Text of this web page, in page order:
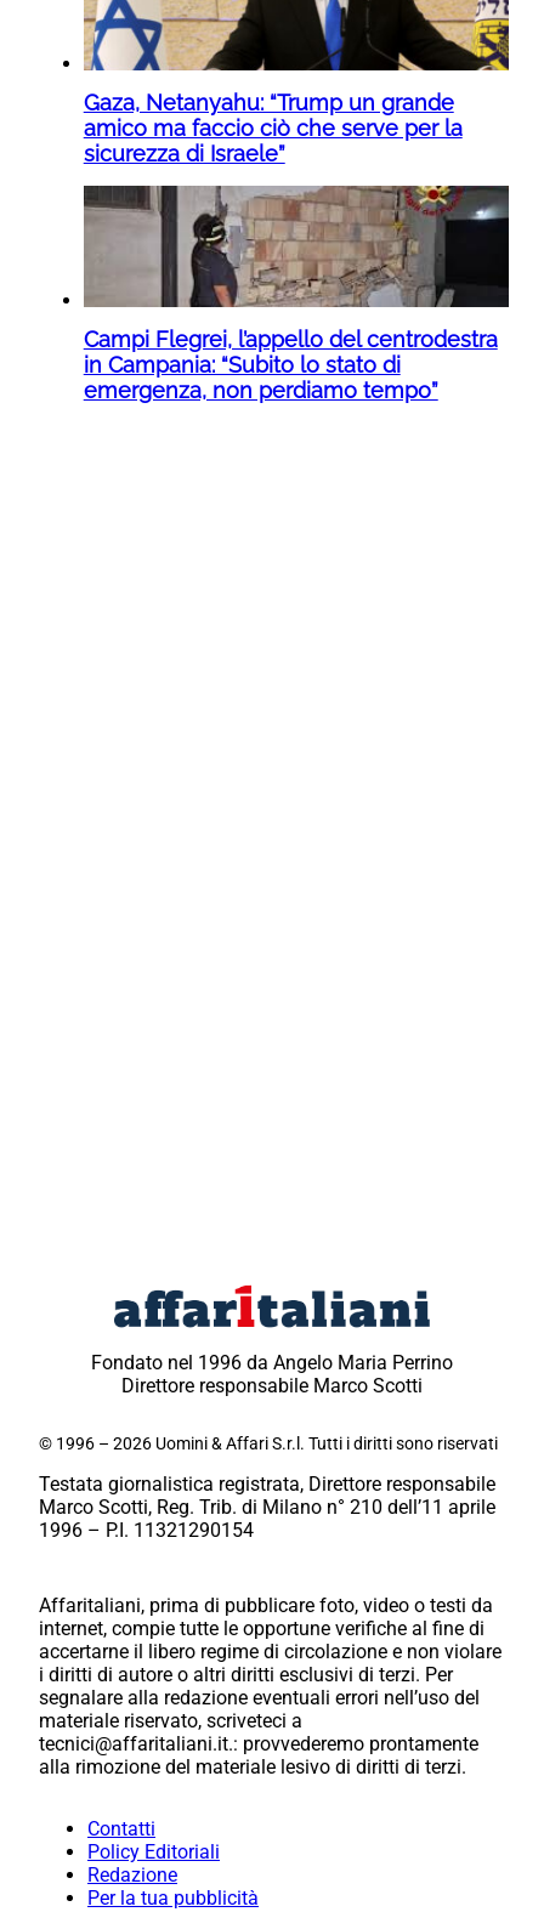
Gaza, Netanyahu: “Trump un grande
amico ma faccio ciò che serve per la
sicurezza di Israele”
Campi Flegrei, l’appello del centrodestra
in Campania: “Subito lo stato di
emergenza, non perdiamo tempo”
Fondato nel 1996 da Angelo Maria Perrino
Direttore responsabile Marco Scotti
© 1996 – 2026 Uomini & Affari S.r.l. Tutti i diritti sono riservati
Testata giornalistica registrata, Direttore responsabile
Marco Scotti, Reg. Trib. di Milano n° 210 dell’11 aprile
1996 – P.I. 11321290154
Affaritaliani, prima di pubblicare foto, video o testi da
internet, compie tutte le opportune verifiche al fine di
accertarne il libero regime di circolazione e non violare
i diritti di autore o altri diritti esclusivi di terzi. Per
segnalare alla redazione eventuali errori nell’uso del
materiale riservato, scriveteci a
tecnici@affaritaliani.it.: provvederemo prontamente
alla rimozione del materiale lesivo di diritti di terzi.
Contatti
Policy Editoriali
Redazione
Per la tua pubblicità